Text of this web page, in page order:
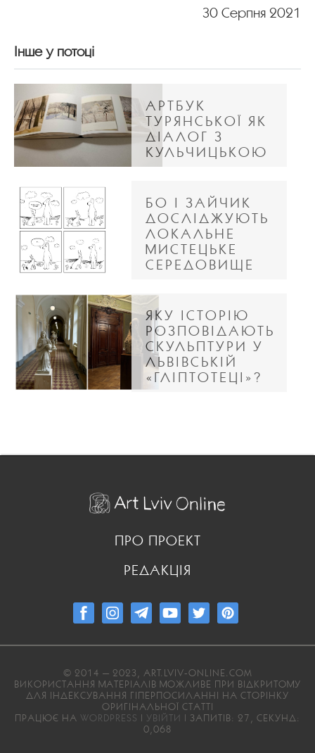
30 Серпня 2021
Інше у потоці
АРТБУК
ТУРЯНСЬКОЇ ЯК
ДІАЛОГ З
КУЛЬЧИЦЬКОЮ
БО І ЗАЙЧИК
ДОСЛІДЖУЮТЬ
ЛОКАЛЬНЕ
МИСТЕЦЬКЕ
СЕРЕДОВИЩЕ
ЯКУ ІСТОРІЮ
РОЗПОВІДАЮТЬ
СКУЛЬПТУРИ У
ЛЬВІВСЬКІЙ
«ГЛІПТОТЕЦІ»?
ПРО ПРОЕКТ
РЕДАКЦІЯ
© 2014 — 2023, ART.LVIV-ONLINE.COM
ВИКОРИСТАННЯ МАТЕРІАЛІВ МОЖЛИВЕ ПРИ ВІДКРИТОМУ
ДЛЯ ІНДЕКСУВАННЯ ГІПЕРПОСИЛАННІ НА СТОРІНКУ
ОРИГІНАЛЬНОЇ СТАТТІ
ПРАЦЮЄ НА WORDPRESS | УВІЙТИ | ЗАПИТІВ: 27, СЕКУНД:
0,068